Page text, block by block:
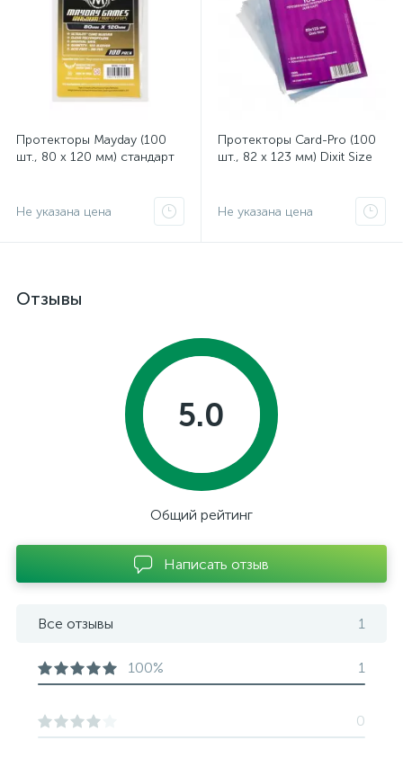
Протекторы Mayday (100
шт., 80 x 120 мм) стандарт
Не указана цена
Протекторы Card-Pro (100
шт., 82 x 123 мм) Dixit Size
Не указана цена
Отзывы
5.0
Общий рейтинг
Написать отзыв
Все отзывы 1
100% 1
0